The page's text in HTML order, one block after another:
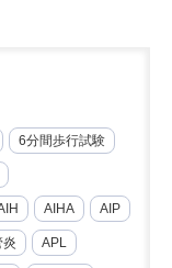
6分間歩行試験
AIHA AIP
APL